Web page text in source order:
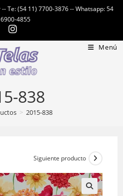
Te: (54 11) 7700-3876 -- Whatsapp: 54
4855
Menú
838
> 2015-838
Siguiente producto